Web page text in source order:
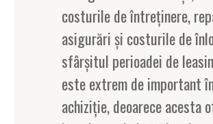
costurile de întreținere,
asigurări și costurile de
sfârșitul perioadei de
este extrem de important
achiziție, deoarece acesta